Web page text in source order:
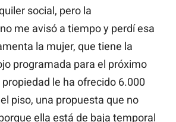
social, pero la
me avisó a tiempo y perdí esa
la mujer, que tiene la
programada para el próximo
le ha ofrecido 6.000
piso, una propuesta que no
ella está de baja temporal